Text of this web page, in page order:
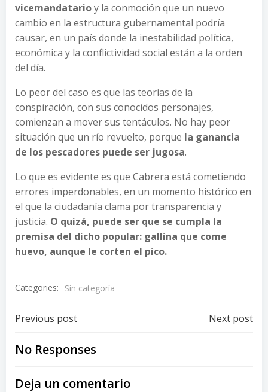
vicemandatarioy la conmoción que un nuevo
cambio en la estructura gubernamental podría
causar, en un país donde la inestabilidad política,
económica y la conflictividad social están a la orden
del día.
Lo peor del caso es que las teorías de la
conspiración, con sus conocidos personajes,
comienzan a mover sus tentáculos. No hay peor
situación que un río revuelto, porque la ganancia
de los pescadores puede ser jugosa.
Lo que es evidente es que Cabrera está cometiendo
errores imperdonables, en un momento histórico en
el que la ciudadanía clama por transparencia y
justicia. O quizá, puede ser que se cumpla la
premisa del dicho popular: gallina que come
huevo, aunque le corten el pico.
Categories: Sin categoría
Post
navigation
Previous post Next post
No Responses
Deja un comentario